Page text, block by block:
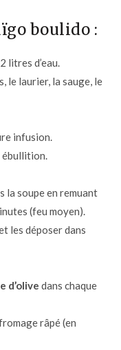
boulido :
litres d’eau.
le laurier, la sauge, le
infusion.
ébullition.
la soupe en remuant
(feu moyen).
les déposer dans
d’olive dans chaque
râpé (en